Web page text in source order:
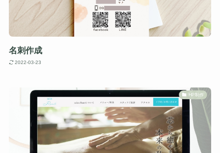
名刺作成
2022-03-23
HP制作